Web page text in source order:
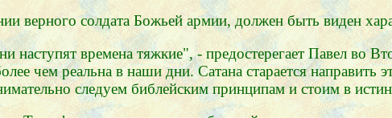
верного солдата Божьей армии, должен быть виден
наступят времена тяжкие", - предостерегает Павел во
чем реальна в наши дни. Сатана старается
следуем библейским принципам и стоим в